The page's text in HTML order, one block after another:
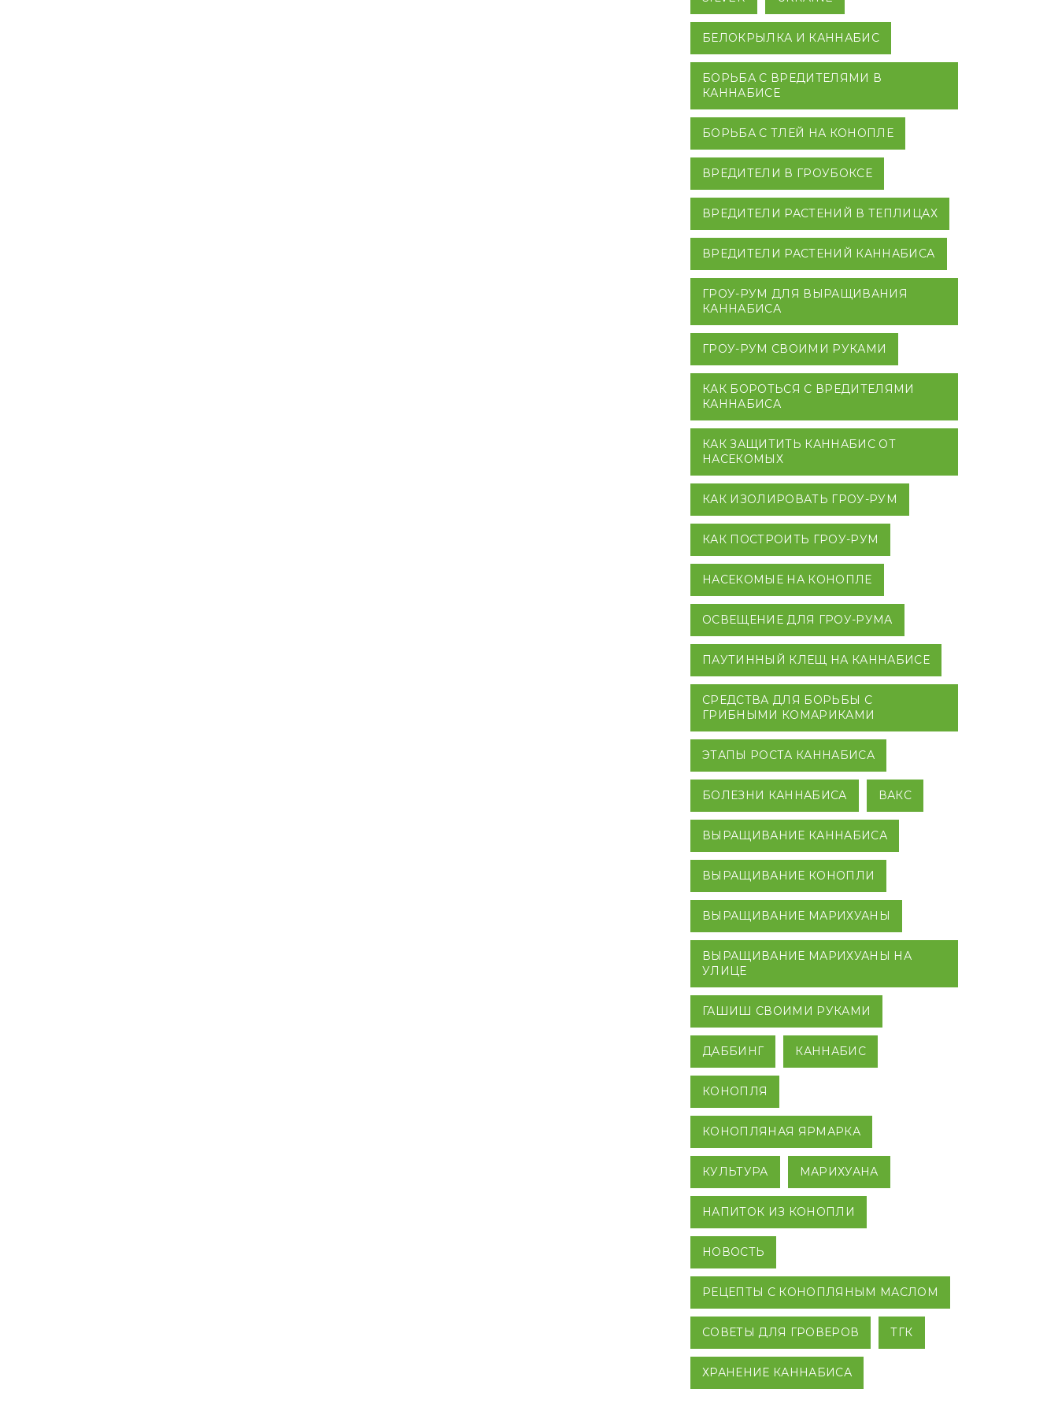
БЕЛОКРЫЛКА И КАННАБИС
БОРЬБА С ВРЕДИТЕЛЯМИ В
КАННАБИСЕ
БОРЬБА С ТЛЕЙ НА КОНОПЛЕ
ВРЕДИТЕЛИ В ГРОУБОКСЕ
ВРЕДИТЕЛИ РАСТЕНИЙ В ТЕПЛИЦАХ
ВРЕДИТЕЛИ РАСТЕНИЙ КАННАБИСА
ГРОУ-РУМ ДЛЯ ВЫРАЩИВАНИЯ
КАННАБИСА
ГРОУ-РУМ СВОИМИ РУКАМИ
КАК БОРОТЬСЯ С ВРЕДИТЕЛЯМИ
КАННАБИСА
КАК ЗАЩИТИТЬ КАННАБИС ОТ
НАСЕКОМЫХ
КАК ИЗОЛИРОВАТЬ ГРОУ-РУМ
КАК ПОСТРОИТЬ ГРОУ-РУМ
НАСЕКОМЫЕ НА КОНОПЛЕ
ОСВЕЩЕНИЕ ДЛЯ ГРОУ-РУМА
ПАУТИННЫЙ КЛЕЩ НА КАННАБИСЕ
СРЕДСТВА ДЛЯ БОРЬБЫ С
ГРИБНЫМИ КОМАРИКАМИ
ЭТАПЫ РОСТА КАННАБИСА
БОЛЕЗНИ КАННАБИСА ВАКС
ВЫРАЩИВАНИЕ КАННАБИСА
ВЫРАЩИВАНИЕ КОНОПЛИ
ВЫРАЩИВАНИЕ МАРИХУАНЫ
ВЫРАЩИВАНИЕ МАРИХУАНЫ НА
УЛИЦЕ
ГАШИШ СВОИМИ РУКАМИ
ДАББИНГ КАННАБИС
КОНОПЛЯ
КОНОПЛЯНАЯ ЯРМАРКА
КУЛЬТУРА МАРИХУАНА
НАПИТОК ИЗ КОНОПЛИ
НОВОСТЬ
РЕЦЕПТЫ С КОНОПЛЯНЫМ МАСЛОМ
СОВЕТЫ ДЛЯ ГРОВЕРОВ ТГК
ХРАНЕНИЕ КАННАБИСА